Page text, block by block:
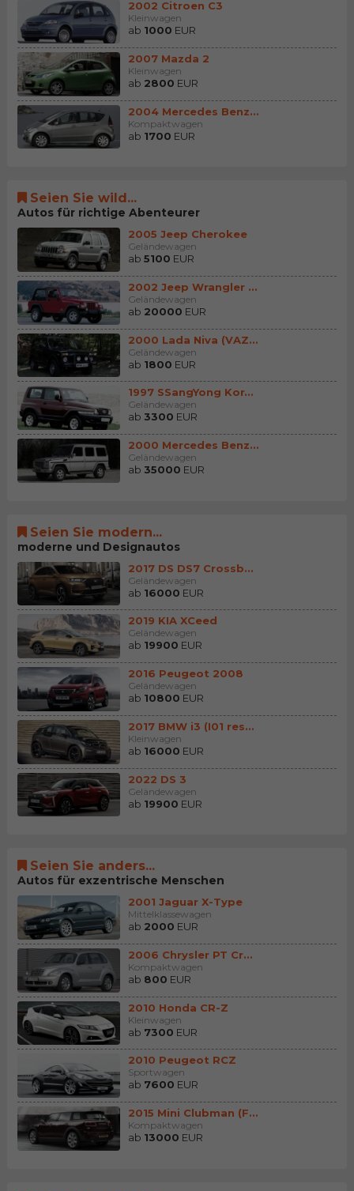
2002 Citroen C3
Kleinwagen
ab 1000 EUR
2007 Mazda 2
Kleinwagen
ab 2800 EUR
2004 Mercedes Benz A (...
Kompaktwagen
ab 1700 EUR
Seien Sie wild...
Autos für richtige Abenteurer
2005 Jeep Cherokee
Geländewagen
ab 5100 EUR
2002 Jeep Wrangler (Wr...
Geländewagen
ab 20000 EUR
2000 Lada Niva (VAZ 2121)
Geländewagen
ab 1800 EUR
1997 SSangYong Korando
Geländewagen
ab 3300 EUR
2000 Mercedes Benz G (...
Geländewagen
ab 35000 EUR
Seien Sie modern...
moderne und Designautos
2017 DS DS7 Crossback
Geländewagen
ab 16000 EUR
2019 KIA XCeed
Geländewagen
ab 19900 EUR
2016 Peugeot 2008
Geländewagen
ab 10800 EUR
2017 BMW i3 (I01 restyle)
Kleinwagen
ab 16000 EUR
2022 DS 3
Geländewagen
ab 19900 EUR
Seien Sie anders...
Autos für exzentrische Menschen
2001 Jaguar X-Type
Mittelklassewagen
ab 2000 EUR
2006 Chrysler PT Cruiser
Kompaktwagen
ab 800 EUR
2010 Honda CR-Z
Kleinwagen
ab 7300 EUR
2010 Peugeot RCZ
Sportwagen
ab 7600 EUR
2015 Mini Clubman (F54)
Kompaktwagen
ab 13000 EUR